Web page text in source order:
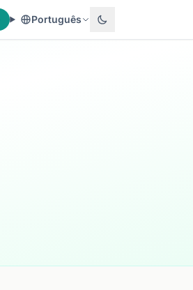
Português